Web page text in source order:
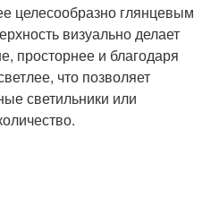
целесообразно глянцевым
визуально делает
просторнее и благодаря
что позволяет
светильники или